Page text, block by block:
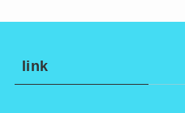
link